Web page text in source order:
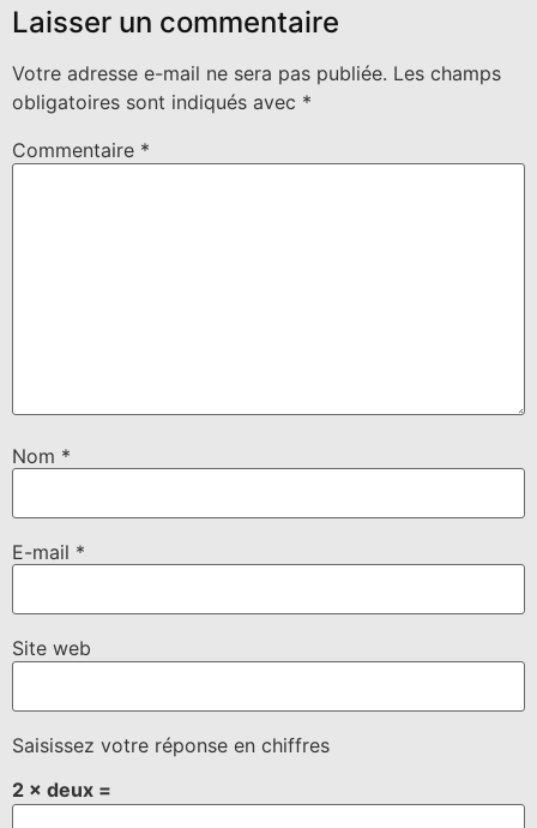
Laisser un commentaire
Votre adresse e-mail ne sera pas publiée. Les champs
obligatoires sont indiqués avec *
Commentaire *
Nom *
E-mail *
Site web
Saisissez votre réponse en chiffres
2 × deux =